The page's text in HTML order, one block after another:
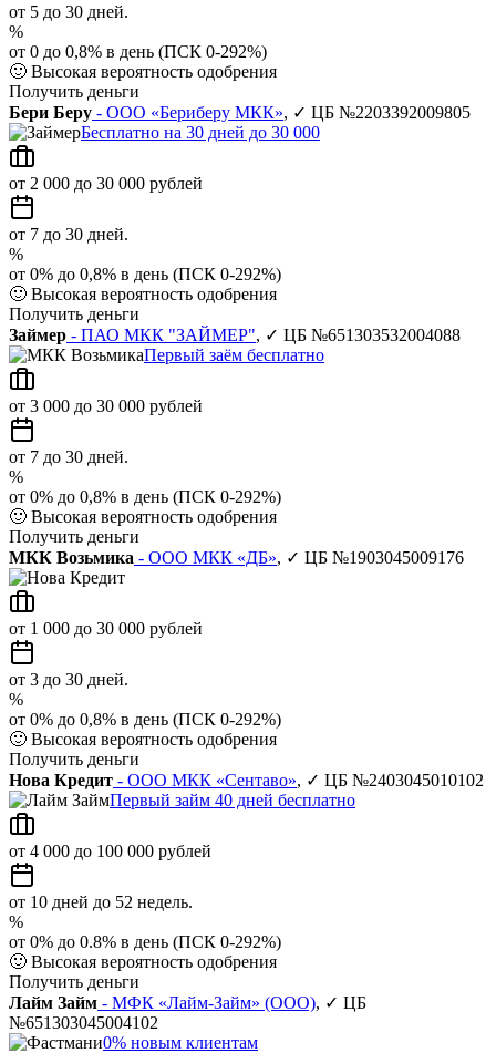
от 5 до 30 дней.
%
от 0 до 0,8% в день (ПСК 0-292%)
🙂 Высокая вероятность одобрения
Получить деньги
Бери Беру - ООО «Бериберу МКК», ✓ ЦБ №2203392009805
Бесплатно на 30 дней до 30 000
от 2 000 до 30 000 рублей
от 7 до 30 дней.
%
от 0% до 0,8% в день (ПСК 0-292%)
🙂 Высокая вероятность одобрения
Получить деньги
Займер - ПАО МКК "ЗАЙМЕР", ✓ ЦБ №651303532004088
Первый заём бесплатно
от 3 000 до 30 000 рублей
от 7 до 30 дней.
%
от 0% до 0,8% в день (ПСК 0-292%)
🙂 Высокая вероятность одобрения
Получить деньги
МКК Возьмика - ООО МКК «ДБ», ✓ ЦБ №1903045009176
от 1 000 до 30 000 рублей
от 3 до 30 дней.
%
от 0% до 0,8% в день (ПСК 0-292%)
🙂 Высокая вероятность одобрения
Получить деньги
Нова Кредит - ООО МКК «Сентаво», ✓ ЦБ №2403045010102
Первый займ 40 дней бесплатно
от 4 000 до 100 000 рублей
от 10 дней до 52 недель.
%
от 0% до 0.8% в день (ПСК 0-292%)
🙂 Высокая вероятность одобрения
Получить деньги
Лайм Займ - МФК «Лайм-Займ» (ООО), ✓ ЦБ
№651303045004102
0% новым клиентам